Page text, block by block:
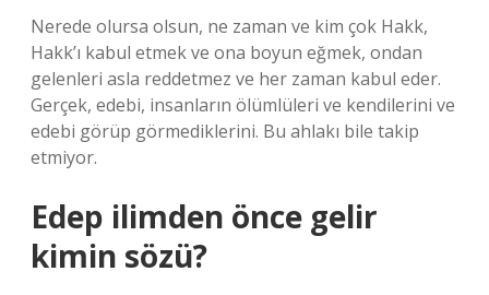
Nerede olursa olsun, ne zaman ve kim çok Hakk,
Hakk’ı kabul etmek ve ona boyun eğmek, ondan
gelenleri asla reddetmez ve her zaman kabul eder.
Gerçek, edebi, insanların ölümlüleri ve kendilerini ve
edebi görüp görmediklerini. Bu ahlakı bile takip
etmiyor.
Edep ilimden önce gelir
kimin sözü?